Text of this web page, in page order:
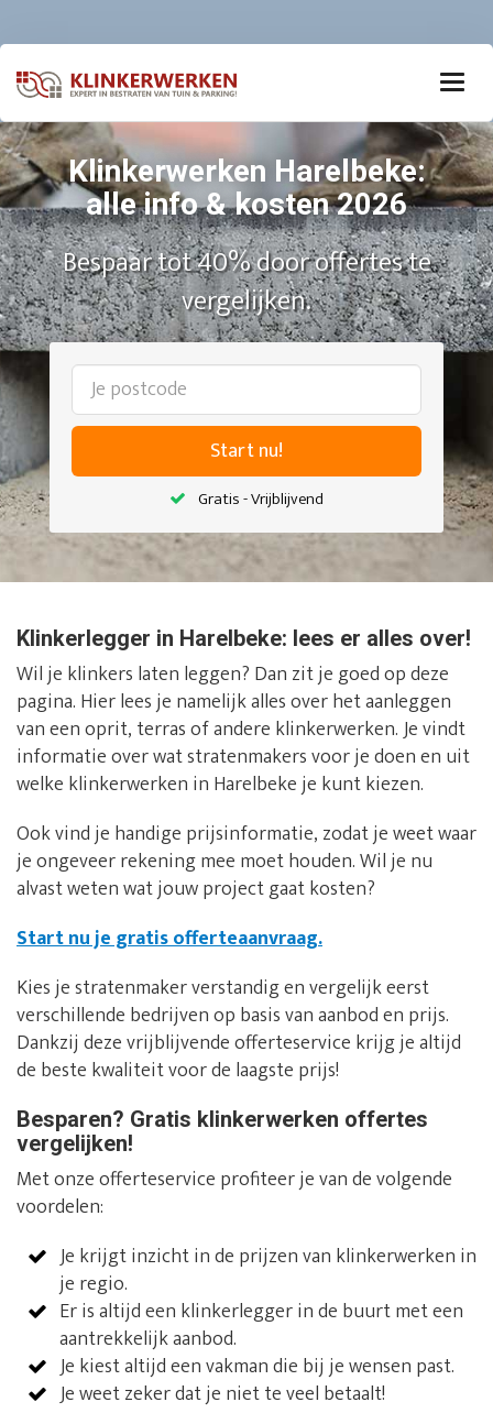
Klinkerwerken Harelbeke:
alle info & kosten 2026
Bespaar tot 40% door offertes te
vergelijken.
Start nu!
Gratis - Vrijblijvend
Klinkerlegger in Harelbeke: lees er alles over!
Wil je klinkers laten leggen? Dan zit je goed op deze
pagina. Hier lees je namelijk alles over het aanleggen
van een oprit, terras of andere klinkerwerken. Je vindt
informatie over wat stratenmakers voor je doen en uit
welke klinkerwerken in Harelbeke je kunt kiezen.
Ook vind je handige prijsinformatie, zodat je weet waar
je ongeveer rekening mee moet houden. Wil je nu
alvast weten wat jouw project gaat kosten?
Start nu je gratis offerteaanvraag.
Kies je stratenmaker verstandig en vergelijk eerst
verschillende bedrijven op basis van aanbod en prijs.
Dankzij deze vrijblijvende offerteservice krijg je altijd
de beste kwaliteit voor de laagste prijs!
Besparen? Gratis klinkerwerken offertes
vergelijken!
Met onze offerteservice profiteer je van de volgende
voordelen:
Je krijgt inzicht in de prijzen van klinkerwerken in
je regio.
Er is altijd een klinkerlegger in de buurt met een
aantrekkelijk aanbod.
Je kiest altijd een vakman die bij je wensen past.
Je weet zeker dat je niet te veel betaalt!